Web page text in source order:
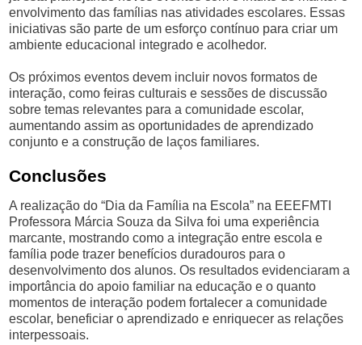
envolvimento das famílias nas atividades escolares. Essas
iniciativas são parte de um esforço contínuo para criar um
ambiente educacional integrado e acolhedor.
Os próximos eventos devem incluir novos formatos de
interação, como feiras culturais e sessões de discussão
sobre temas relevantes para a comunidade escolar,
aumentando assim as oportunidades de aprendizado
conjunto e a construção de laços familiares.
Conclusões
A realização do “Dia da Família na Escola” na EEEFMTI
Professora Márcia Souza da Silva foi uma experiência
marcante, mostrando como a integração entre escola e
família pode trazer benefícios duradouros para o
desenvolvimento dos alunos. Os resultados evidenciaram a
importância do apoio familiar na educação e o quanto
momentos de interação podem fortalecer a comunidade
escolar, beneficiar o aprendizado e enriquecer as relações
interpessoais.